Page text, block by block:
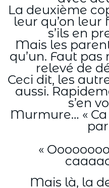
La deuxième
leur qu’on
s’ils en
Mais les
qu’un. Faut pas
relevé de
Ceci dit, les
aussi.
s’en
Murmure… «
«
Mais là, la